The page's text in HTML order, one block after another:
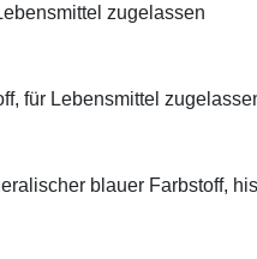
zugelassen
für Lebensmittel
blauer Farbstoff,